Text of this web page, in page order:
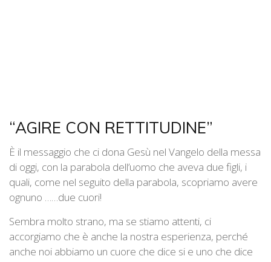
“AGIRE CON RETTITUDINE”
È il messaggio che ci dona Gesù nel Vangelo della messa
di oggi, con la parabola dell’uomo che aveva due figli, i
quali, come nel seguito della parabola, scopriamo avere
ognuno ……due cuori!
Sembra molto strano, ma se stiamo attenti, ci
accorgiamo che è anche la nostra esperienza, perché
anche noi abbiamo un cuore che dice si e uno che dice